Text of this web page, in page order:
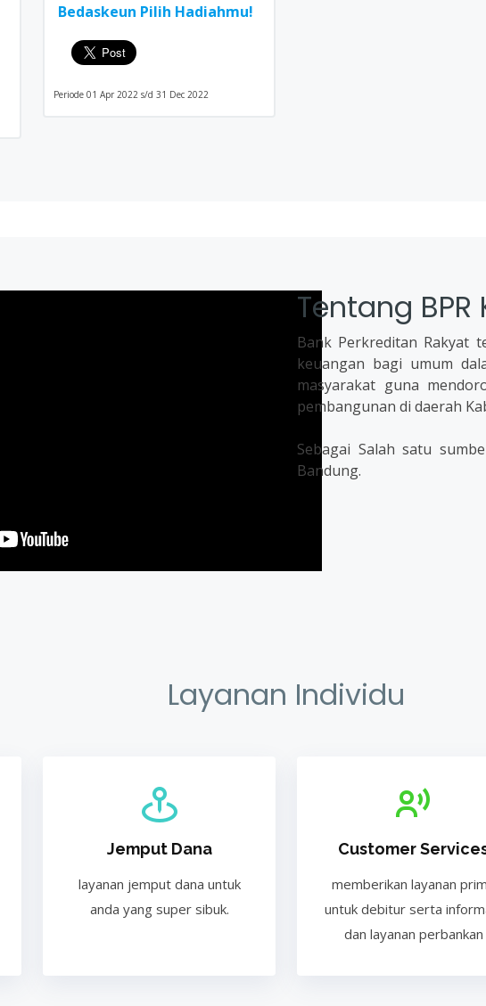
Bedaskeun Pilih Hadiahmu!
Periode 01 Apr 2022 s/d 31 Dec 2022
Tentang
Bank Perkreditan Rakyat
keuangan bagi umum
masyarakat guna
pembangunan di daerah
Sebagai Salah satu
Bandung.
Layanan Individu
Jemput Dana
layanan jemput dana untuk
anda yang super sibuk.
Customer
memberikan layanan
untuk debitur serta
dan layanan perbankan